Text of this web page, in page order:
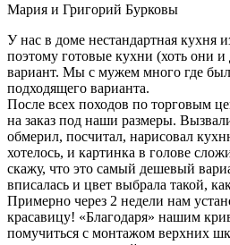
Мария и Григорий Бурковы
У нас в доме нестандартная кухня
поэтому готовые кухни (хоть они
вариант. Мы с мужем много где
подходящего варианта.
После всех походов по торговым
на заказ под наши размеры.
обмерил, посчитал, нарисовал
хотелось, и картинка в голове
скажу, что это самый дешевый
вписалась и цвет выбрала такой,
Примерно через 2 недели нам
красавицу! «Благодаря» нашим
помучиться с монтажом верхних